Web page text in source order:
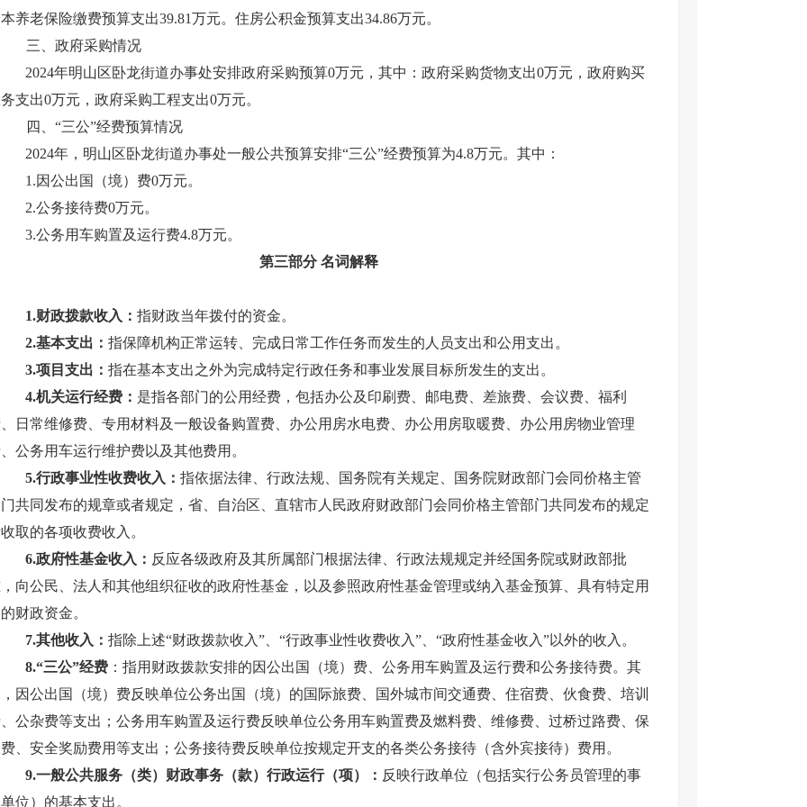
养老保险缴费预算支出39.81万元。住房公积金预算支出34.86万元。
三、政府采购情况
2024年明山区卧龙街道办事处安排政府采购预算0万元，其中：政府采购货物支出0万元，政府购买
支出0万元，政府采购工程支出0万元。
四、“三公”经费预算情况
2024年，明山区卧龙街道办事处一般公共预算安排“三公”经费预算为4.8万元。其中：
1.因公出国（境）费0万元。
2.公务接待费0万元。
3.公务用车购置及运行费4.8万元。
第三部分 名词解释
1.财政拨款收入： 指财政当年拨付的资金。
2.基本支出： 指保障机构正常运转、完成日常工作任务而发生的人员支出和公用支出。
3.项目支出： 指在基本支出之外为完成特定行政任务和事业发展目标所发生的支出。
4.机关运行经费： 是指各部门的公用经费，包括办公及印刷费、邮电费、差旅费、会议费、福利
日常维修费、专用材料及一般设备购置费、办公用房水电费、办公用房取暖费、办公用房物业管理
公务用车运行维护费以及其他费用。
5.行政事业性收费收入： 指依据法律、行政法规、国务院有关规定、国务院财政部门会同价格主管
共同发布的规章或者规定，省、自治区、直辖市人民政府财政部门会同价格主管部门共同发布的规定
取的各项收费收入。
6.政府性基金收入： 反应各级政府及其所属部门根据法律、行政法规规定并经国务院或财政部批
向公民、法人和其他组织征收的政府性基金，以及参照政府性基金管理或纳入基金预算、具有特定用
财政资金。
7.其他收入： 指除上述“财政拨款收入”、“行政事业性收费收入”、“政府性基金收入”以外的收入。
8.“三公”经费 ：指用财政拨款安排的因公出国（境）费、公务用车购置及运行费和公务接待费。其
因公出国（境）费反映单位公务出国（境）的国际旅费、国外城市间交通费、住宿费、伙食费、培训
公杂费等支出；公务用车购置及运行费反映单位公务用车购置费及燃料费、维修费、过桥过路费、保
、安全奖励费用等支出；公务接待费反映单位按规定开支的各类公务接待（含外宾接待）费用。
9.一般公共服务（类）财政事务（款）行政运行（项）： 反映行政单位（包括实行公务员管理的事
位）的基本支出。